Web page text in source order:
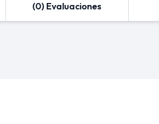
(0) Evaluaciones